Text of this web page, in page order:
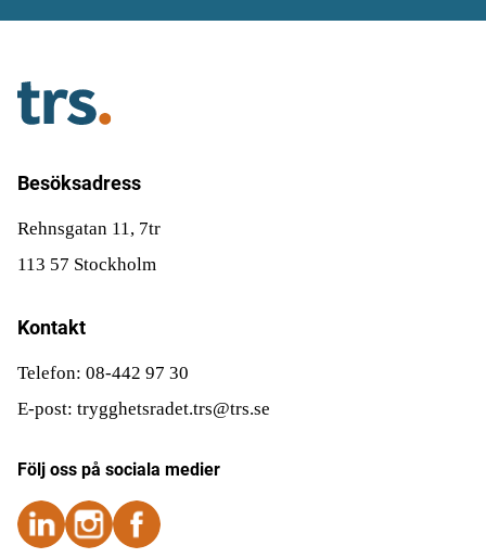
Besöksadress
Rehnsgatan 11, 7tr
113 57 Stockholm
Kontakt
Telefon: 08-442 97 30
E-post: trygghetsradet.trs@trs.se
Följ oss på sociala medier
Följ oss på Instagram
Följ oss på Instagram